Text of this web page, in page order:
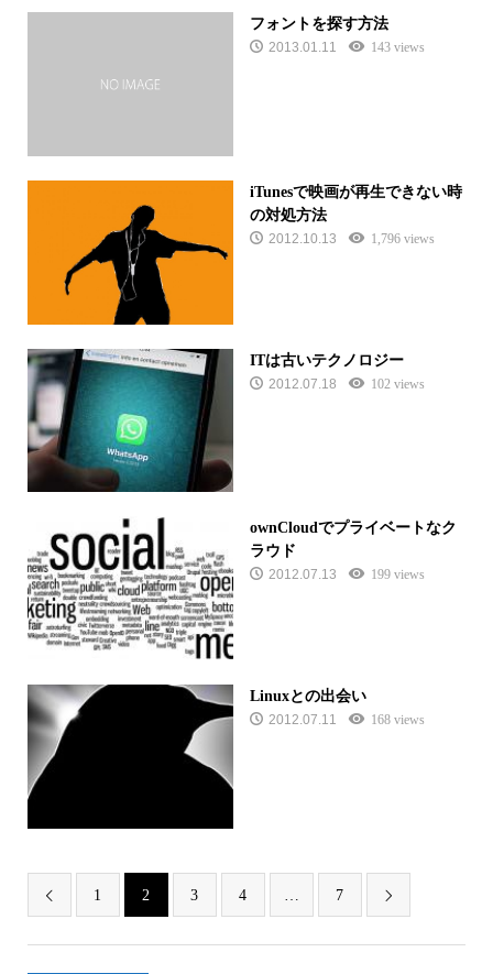
フォントを探す方法
2013.01.11 143 views
iTunesで映画が再生できない時
の対処方法
2012.10.13 1,796 views
ITは古いテクノロジー
2012.07.18 102 views
ownCloudでプライベートなク
ラウド
2012.07.13 199 views
Linuxとの出会い
2012.07.11 168 views
 1 2 3 4 7 